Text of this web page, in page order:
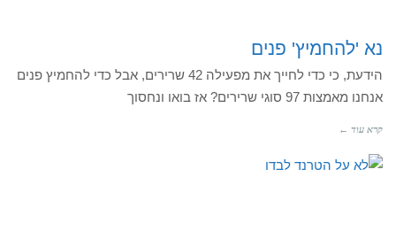
נא 'להחמיץ' פנים
הידעת, כי כדי לחייך את מפעילה 42 שרירים, אבל כדי להחמיץ פנים
אנחנו מאמצות 97 סוגי שרירים? אז בואו ונחסוך
קרא עוד ←